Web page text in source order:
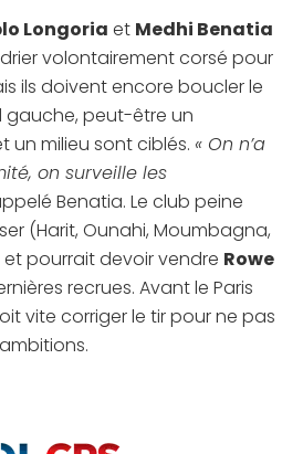
Longoria et Medhi Benatia
volontairement corsé pour
ils doivent encore boucler le
gauche, peut-être un
un milieu sont ciblés. « On n’a
on surveille les
Benatia. Le club peine
(Harit, Ounahi, Moumbagna,
pourrait devoir vendre Rowe
recrues. Avant le Paris
vite corriger le tir pour ne pas